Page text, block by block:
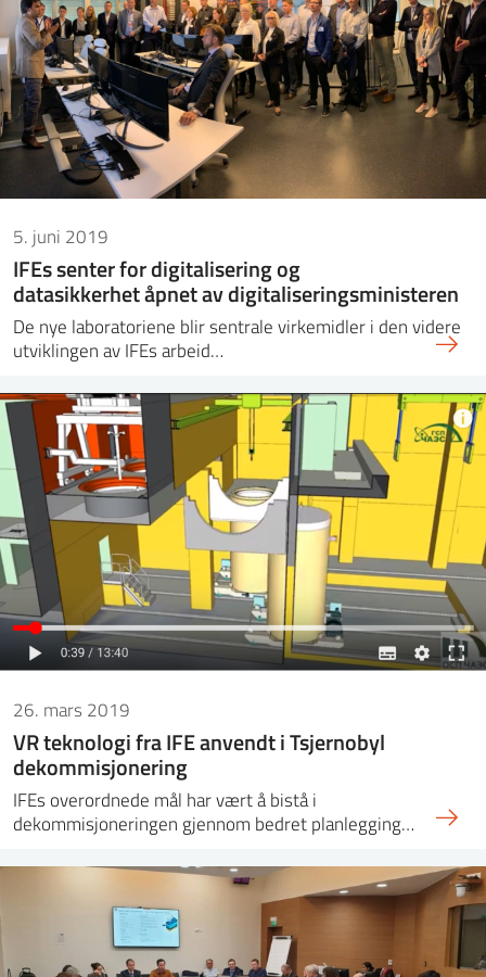
5. juni 2019
IFEs senter for digitalisering og
datasikkerhet åpnet av digitaliseringsministeren
De nye laboratoriene blir sentrale virkemidler i den videre
utviklingen av IFEs arbeid…
26. mars 2019
VR teknologi fra IFE anvendt i Tsjernobyl
dekommisjonering
IFEs overordnede mål har vært å bistå i
dekommisjoneringen gjennom bedret planlegging…